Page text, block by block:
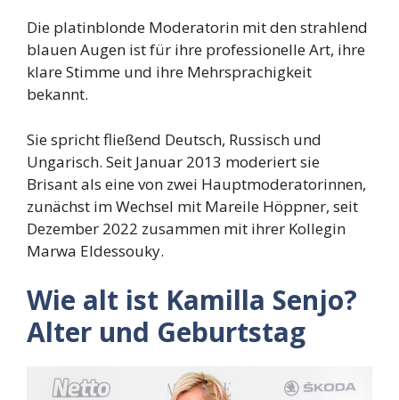
Die platinblonde Moderatorin mit den strahlend
blauen Augen ist für ihre professionelle Art, ihre
klare Stimme und ihre Mehrsprachigkeit
bekannt.
Sie spricht fließend Deutsch, Russisch und
Ungarisch. Seit Januar 2013 moderiert sie
Brisant als eine von zwei Hauptmoderatorinnen,
zunächst im Wechsel mit Mareile Höppner, seit
Dezember 2022 zusammen mit ihrer Kollegin
Marwa Eldessouky.
Wie alt ist Kamilla Senjo?
Alter und Geburtstag